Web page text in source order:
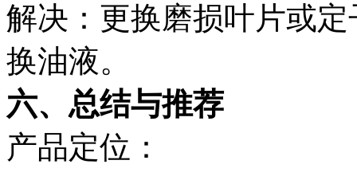
解决：更换磨损叶片或
换油液。
六、总结与推荐
产品定位：